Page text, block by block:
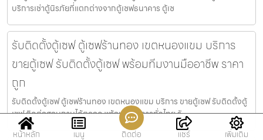
บริการเช่าตู้นิรภัยที่แตกต่างจากตู้เซฟธนาคาร ตู้เซ
รับติดตั้งตู้เซฟ ตู้เซฟร้านทอง เขตหนองแขม บริการ
ขายตู้เซฟ รับติดตั้งตู้เซฟ พร้อมทีมงานมืออาชีพ ราคา
ถูก
รับติดตั้งตู้เซฟ ตู้เซฟร้านทอง เขตหนองแขม บริการ ขายตู้เซฟ รับติดตั้งตู้
เซฟ ติดต่อสอบถามได้ตลอด พร้อมให้บริการทั่วไทย รั
หน้าหลัก
เมนู ติดต่อ แชร์ เพิ่มเติม